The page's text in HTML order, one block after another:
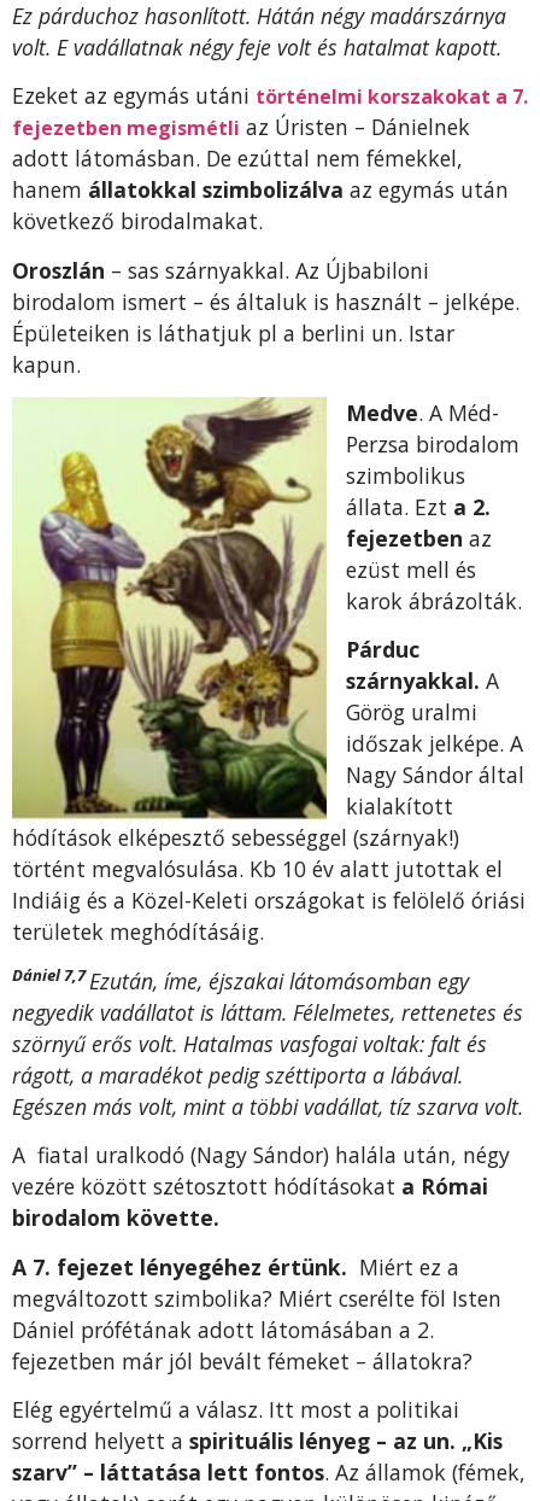
Ez párduchoz hasonlított. Hátán négy madárszárnya
volt. E vadállatnak négy feje volt és hatalmat kapott.
Ezeket az egymás utáni történelmi korszakokat a 7.
fejezetben megismétli az Úristen – Dánielnek
adott látomásban. De ezúttal nem fémekkel,
hanem állatokkal szimbolizálva az egymás után
következő birodalmakat.
Oroszlán – sas szárnyakkal. Az Újbabiloni
birodalom ismert – és általuk is használt – jelképe.
Épületeiken is láthatjuk pl a berlini un. Istar
kapun.
Medve. A Méd-
Perzsa birodalom
szimbolikus
állata. Ezt a 2.
fejezetben az
ezüst mell és
karok ábrázolták.
Párduc
szárnyakkal. A
Görög uralmi
időszak jelképe. A
Nagy Sándor által
kialakított
hódítások elképesztő sebességgel (szárnyak!)
történt megvalósulása. Kb 10 év alatt jutottak el
Indiáig és a Közel-Keleti országokat is felölelő óriási
területek meghódításáig.
Dániel 7,7Ezután, íme, éjszakai látomásomban egy
negyedik vadállatot is láttam. Félelmetes, rettenetes és
szörnyű erős volt. Hatalmas vasfogai voltak: falt és
rágott, a maradékot pedig széttiporta a lábával.
Egészen más volt, mint a többi vadállat, tíz szarva volt.
A fiatal uralkodó (Nagy Sándor) halála után, négy
vezére között szétosztott hódításokat a Római
birodalom követte.
A 7. fejezet lényegéhez értünk. Miért ez a
megváltozott szimbolika? Miért cserélte föl Isten
Dániel prófétának adott látomásában a 2.
fejezetben már jól bevált fémeket – állatokra?
Elég egyértelmű a válasz. Itt most a politikai
sorrend helyett a spirituális lényeg – az un. „Kis
szarv” – láttatása lett fontos. Az államok (fémek,